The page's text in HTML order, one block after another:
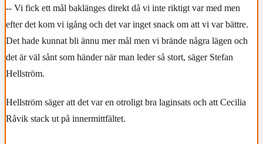
-- Vi fick ett mål baklänges direkt då vi inte riktigt var med men
efter det kom vi igång och det var inget snack om att vi var bättre.
Det hade kunnat bli ännu mer mål men vi brände några lägen och
det är väl sånt som händer när man leder så stort, säger Stefan
Hellström.
Hellström säger att det var en otroligt bra laginsats och att Cecilia
Råvik stack ut på innermittfältet.